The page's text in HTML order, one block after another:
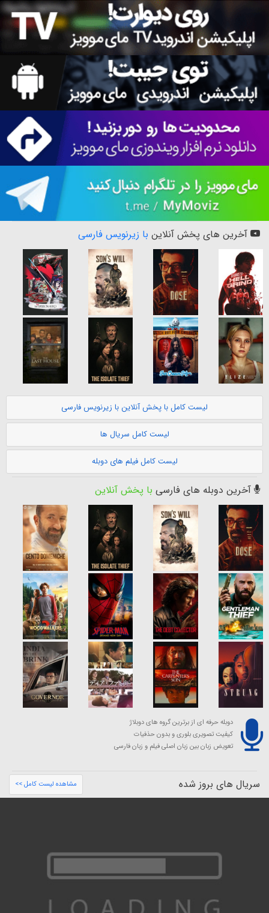
آخرین های پخش آنلاین با زیرنویس فارسی
لیست کامل با پخش آنلاین با زیرنویس فارسی
لیست کامل سریال ها
لیست کامل فیلم های دوبله
آخرین دوبله های فارسی با پخش آنلاین
دوبله حرفه ای از برترین گروه های دوبلاژ
کیفیت تصویری بلوری و بدون حذفیات
تعویض زبان بین زبان اصلی فیلم و زبان فارسی
سریال های بروز شده مشاهده لیست کامل >>